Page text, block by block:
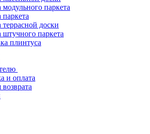
модульного паркета
паркета
террасной доски
штучного паркета
плинтуса
и оплата